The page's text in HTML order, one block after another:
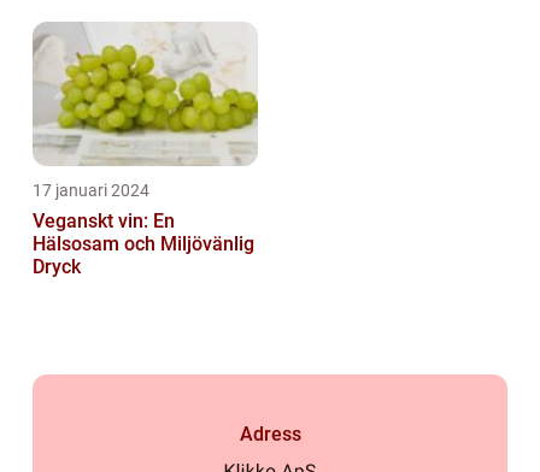
17 januari 2024
Veganskt vin: En
Hälsosam och Miljövänlig
Dryck
Adress